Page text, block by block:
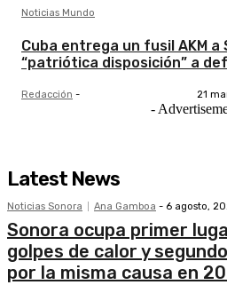
Noticias Mundo
Cuba entrega un fusil AKM a
“patriótica disposición” a
Redacción - 21
-
Latest News
Noticias Sonora Ana Gamboa - 6 agosto,
Sonora ocupa primer
golpes de calor y
por la misma causa en